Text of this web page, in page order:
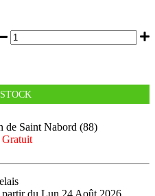
Saint Nabord (88)
Gratuit
du Lun 24 Août 2026